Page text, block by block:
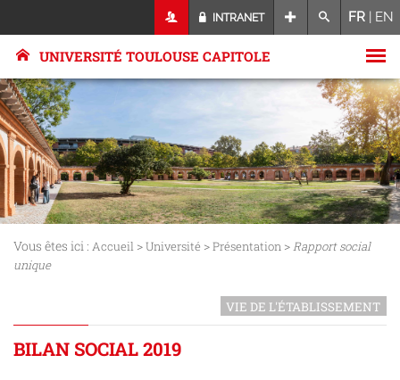
INTRANET FR | EN
UNIVERSITÉ TOULOUSE CAPITOLE
Vous êtes ici : Accueil >Université >Présentation >Rapport social
unique
VIE DE L'ÉTABLISSEMENT
BILAN SOCIAL 2019